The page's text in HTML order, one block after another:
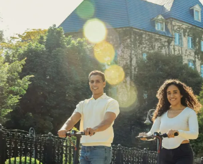
ES410